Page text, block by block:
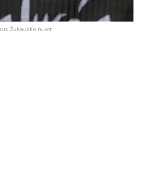
Žukausko nuotr.